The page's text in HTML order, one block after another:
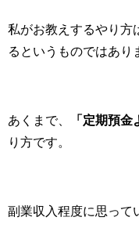
私がお教えするやり方
るというものではあり
あくまで、 「定期預金
り方です。
副業収入程度に思って